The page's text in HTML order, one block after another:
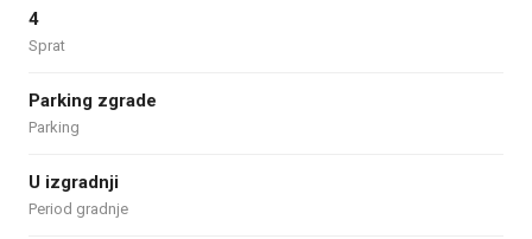
4
Sprat
Parking zgrade
Parking
U izgradnji
Period gradnje